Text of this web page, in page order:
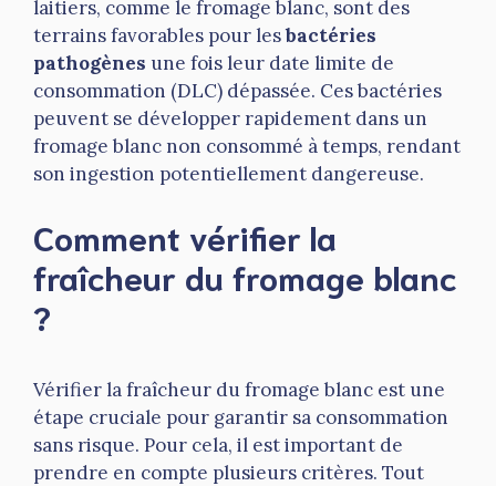
laitiers, comme le fromage blanc, sont des
terrains favorables pour lesbactéries
pathogènes une fois leur date limite de
consommation (DLC) dépassée. Ces bactéries
peuvent se développer rapidement dans un
fromage blanc non consommé à temps, rendant
son ingestion potentiellement dangereuse.
Comment vérifier la
fraîcheur du fromage blanc
?
Vérifier la fraîcheur du fromage blanc est une
étape cruciale pour garantir sa consommation
sans risque. Pour cela, il est important de
prendre en compte plusieurs critères. Tout